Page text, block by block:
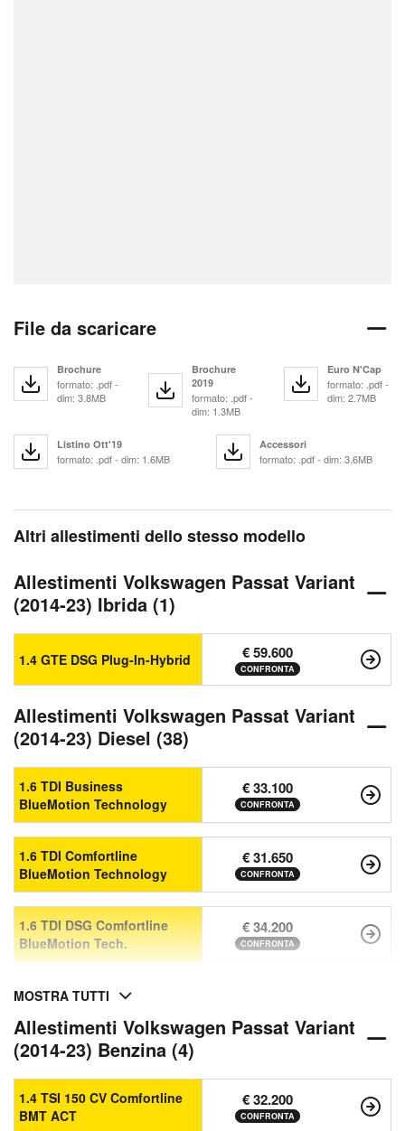
File da scaricare
Brochure
formato: .pdf -
dim: 3.8MB
Brochure
2019
formato: .pdf -
dim: 1.3MB
Euro N'Cap
formato: .pdf -
dim: 2.7MB
Listino Ott'19
formato: .pdf - dim: 1.6MB
Accessori
formato: .pdf - dim: 3.6MB
Altri allestimenti dello stesso modello
Allestimenti Volkswagen Passat Variant
(2014-23) Ibrida (1)
1.4 GTE DSG Plug-In-Hybrid € 59.600
CONFRONTA
Allestimenti Volkswagen Passat Variant
(2014-23) Diesel (38)
1.6 TDI Business
BlueMotion Technology
€ 33.100
CONFRONTA
1.6 TDI Comfortline
BlueMotion Technology
€ 31.650
CONFRONTA
1.6 TDI DSG Comfortline
BlueMotion Tech.
€ 34.200
CONFRONTA
MOSTRA TUTTI
Allestimenti Volkswagen Passat Variant
(2014-23) Benzina (4)
1.4 TSI 150 CV Comfortline
BMT ACT
€ 32.200
CONFRONTA